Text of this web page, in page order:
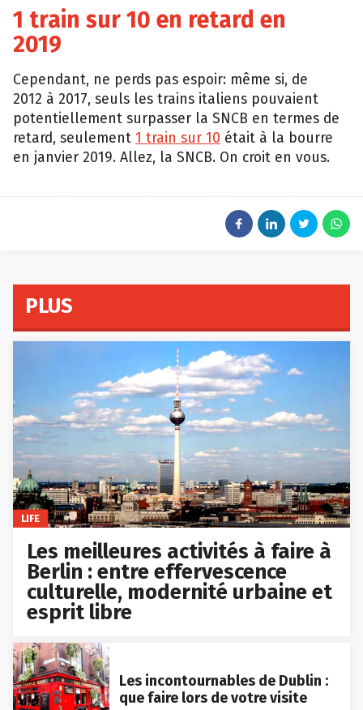
1 train sur 10 en retard en
2019
Cependant, ne perds pas espoir: même si, de
2012 à 2017, seuls les trains italiens pouvaient
potentiellement surpasser la SNCB en termes de
retard, seulement 1 train sur 10 était à la bourre
en janvier 2019. Allez, la SNCB. On croit en vous.
PLUS
LIFE
Les meilleures activités à faire à
Berlin : entre effervescence
culturelle, modernité urbaine et
esprit libre
Les incontournables de Dublin :
que faire lors de votre visite